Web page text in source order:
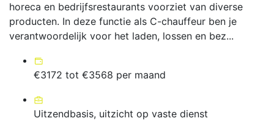
horeca en bedrijfsrestaurants voorziet van diverse
producten. In deze functie als C-chauffeur ben je
verantwoordelijk voor het laden, lossen en bez...
€3172 tot €3568 per maand
Uitzendbasis, uitzicht op vaste dienst